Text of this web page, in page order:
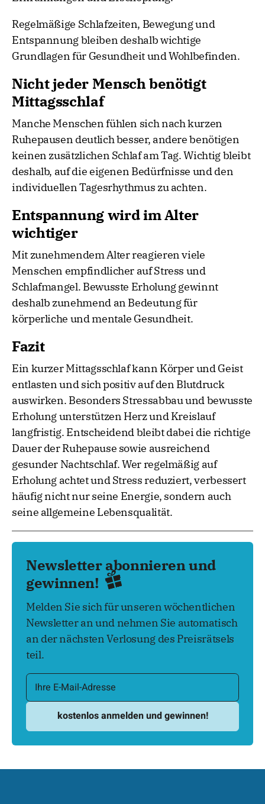
Regelmäßige Schlafzeiten, Bewegung und
Entspannung bleiben deshalb wichtige
Grundlagen für Gesundheit und Wohlbefinden.
Nicht jeder Mensch benötigt
Mittagsschlaf
Manche Menschen fühlen sich nach kurzen
Ruhepausen deutlich besser, andere benötigen
keinen zusätzlichen Schlaf am Tag. Wichtig bleibt
deshalb, auf die eigenen Bedürfnisse und den
individuellen Tagesrhythmus zu achten.
Entspannung wird im Alter
wichtiger
Mit zunehmendem Alter reagieren viele
Menschen empfindlicher auf Stress und
Schlafmangel. Bewusste Erholung gewinnt
deshalb zunehmend an Bedeutung für
körperliche und mentale Gesundheit.
Fazit
Ein kurzer Mittagsschlaf kann Körper und Geist
entlasten und sich positiv auf den Blutdruck
auswirken. Besonders Stressabbau und bewusste
Erholung unterstützen Herz und Kreislauf
langfristig. Entscheidend bleibt dabei die richtige
Dauer der Ruhepause sowie ausreichend
gesunder Nachtschlaf. Wer regelmäßig auf
Erholung achtet und Stress reduziert, verbessert
häufig nicht nur seine Energie, sondern auch
seine allgemeine Lebensqualität.
Newsletter abonnieren und
gewinnen!
Melden Sie sich für unseren wöchentlichen
Newsletter an und nehmen Sie automatisch
an der nächsten Verlosung des Preisrätsels
teil.